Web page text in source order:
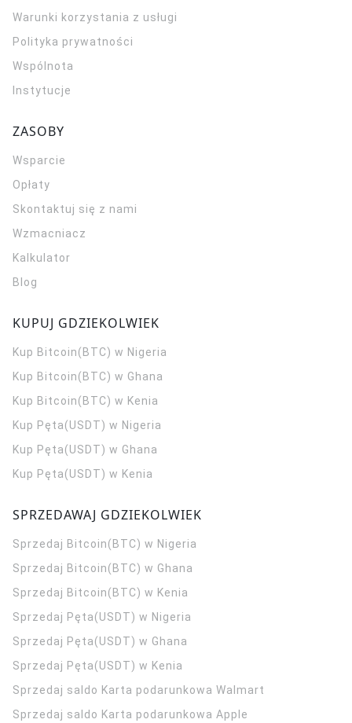
Warunki korzystania z usługi
Polityka prywatności
Wspólnota
Instytucje
ZASOBY
Wsparcie
Opłaty
Skontaktuj się z nami
Wzmacniacz
Kalkulator
Blog
KUPUJ GDZIEKOLWIEK
Kup Bitcoin(BTC) w Nigeria
Kup Bitcoin(BTC) w Ghana
Kup Bitcoin(BTC) w Kenia
Kup Pęta(USDT) w Nigeria
Kup Pęta(USDT) w Ghana
Kup Pęta(USDT) w Kenia
SPRZEDAWAJ GDZIEKOLWIEK
Sprzedaj Bitcoin(BTC) w Nigeria
Sprzedaj Bitcoin(BTC) w Ghana
Sprzedaj Bitcoin(BTC) w Kenia
Sprzedaj Pęta(USDT) w Nigeria
Sprzedaj Pęta(USDT) w Ghana
Sprzedaj Pęta(USDT) w Kenia
Sprzedaj saldo Karta podarunkowa Walmart
Sprzedaj saldo Karta podarunkowa Apple